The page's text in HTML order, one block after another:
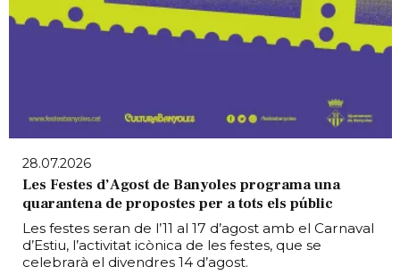
28.07.2026
Les Festes d’Agost de Banyoles programa una
quarantena de propostes per a tots els públic
Les festes seran de l’11 al 17 d’agost amb el Carnaval
d’Estiu, l’activitat icònica de les festes, que se
celebrarà el divendres 14 d’agost.